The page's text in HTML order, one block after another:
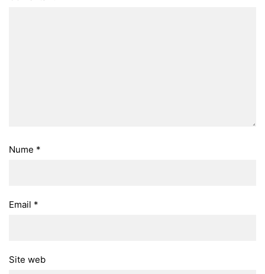
Nume *
Email *
Site web